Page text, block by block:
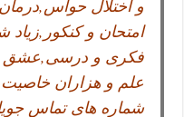
و اختلال حواس,درمان
امتحان و
فکری و درسی,عشق و
علم و هزاران خاصیت
شماره های تماس